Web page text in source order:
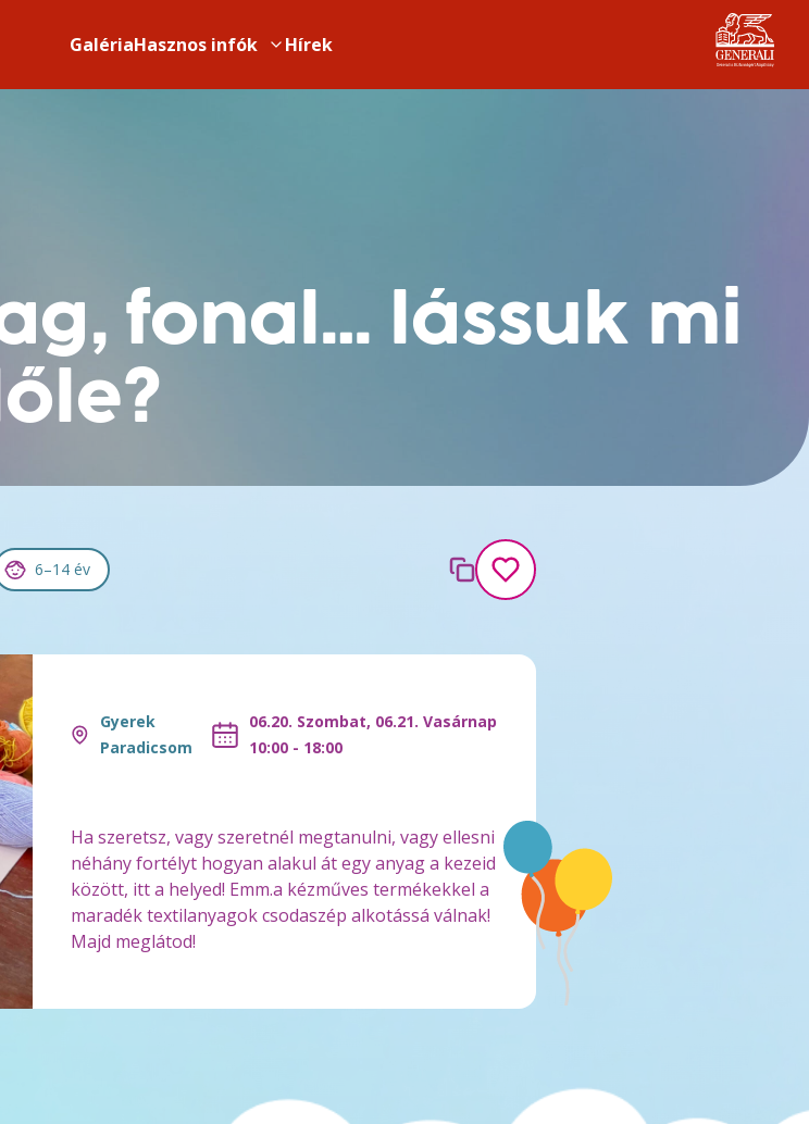
GalériaHasznos infók Hírek
fonal… lássuk mi
6–14 év
Gyerek
Paradicsom
06.20. Szombat, 06.21. Vasárnap
10:00 - 18:00
Ha szeretsz, vagy szeretnél megtanulni, vagy ellesni
néhány fortélyt hogyan alakul át egy anyag a kezeid
között, itt a helyed! Emm.a kézműves termékekkel a
maradék textilanyagok csodaszép alkotássá válnak!
Majd meglátod!